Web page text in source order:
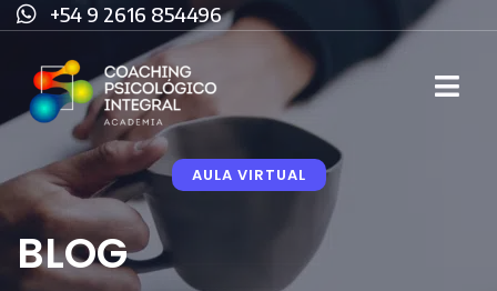
+54 9 2616 854496
AULA VIRTUAL
BLOG